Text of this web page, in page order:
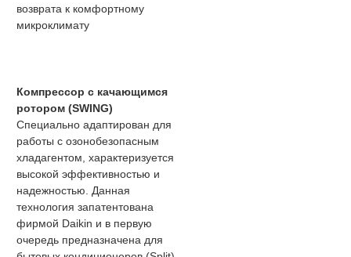
возврата к комфортному
микроклимату
Компрессор с качающимся
ротором (SWING)
Специально адаптирован для
работы с озонобезопасным
хладагентом, характеризуется
высокой эффективностью и
надежностью. Данная
технология запатентована
фирмой Daikin и в первую
очередь предназначена для